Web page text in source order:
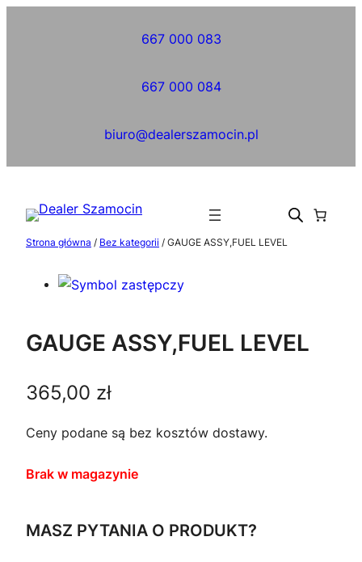
667 000 083
667 000 084
biuro@dealerszamocin.pl
Strona główna / Bez kategorii / GAUGE ASSY,FUEL LEVEL
GAUGE ASSY,FUEL LEVEL
365,00 zł
Ceny podane są bez kosztów dostawy.
Brak w magazynie
MASZ PYTANIA O PRODUKT?